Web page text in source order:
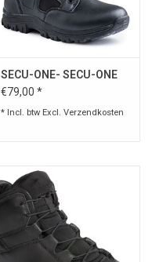
SECU-ONE- SECU-ONE
€79,00 *
* Incl. btw Excl. Verzendkosten